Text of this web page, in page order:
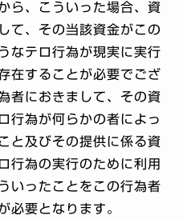
ら、こういった場合、資
て、その当該資金がこの
なテロ行為が現実に実行
在することが必要でござ
者におきまして、その資
行為が何らかの者によっ
と及びその提供に係る資
行為の実行のために利用
いったことをこの行為者
必要となります。